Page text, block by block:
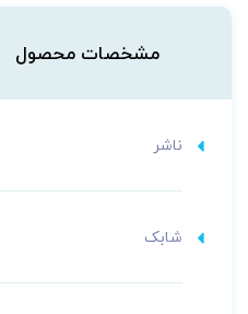
مشخصات محصول
ناشر
شابک